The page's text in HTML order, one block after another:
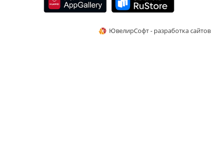
ЮвелирСофт - разработка сайтов